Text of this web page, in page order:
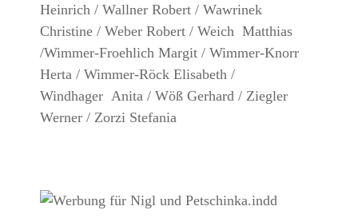
Heinrich / Wallner Robert / Wawrinek
Christine / Weber Robert / Weich Matthias
/Wimmer-Froehlich Margit / Wimmer-Knorr
Herta / Wimmer-Röck Elisabeth /
Windhager Anita / Wöß Gerhard / Ziegler
Werner / Zorzi Stefania